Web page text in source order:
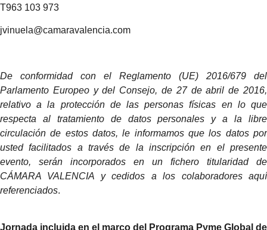
T963 103 973
jvinuela@camaravalencia.com
De conformidad con el Reglamento (UE) 2016/679 del
Parlamento Europeo y del Consejo, de 27 de abril de 2016,
relativo a la protección de las personas físicas en lo que
respecta al tratamiento de datos personales y a la libre
circulación de estos datos, le informamos que los datos por
usted facilitados a través de la inscripción en el presente
evento, serán incorporados en un fichero titularidad de
CÁMARA VALENCIA y cedidos a los colaboradores aquí
referenciados.
Jornada incluida en el marco del Programa Pyme Global de